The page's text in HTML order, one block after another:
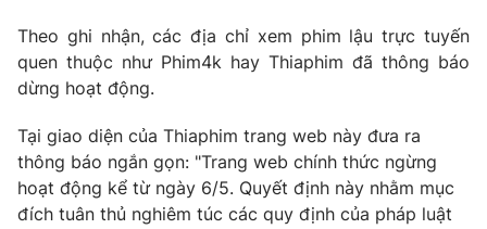
Theo ghi nhận,các địa chỉ xem phim lậu trực tuyến
quen thuộc như Phim4k hay Thiaphim đã thông báo
dừng hoạt động.
Tại giao diện của Thiaphim trang web này đưa ra
thông báo ngắn gọn: "Trang web chính thức ngừng
hoạt động kể từ ngày 6/5. Quyết định này nhằm mục
đích tuân thủ nghiêm túc các quy định của pháp luật